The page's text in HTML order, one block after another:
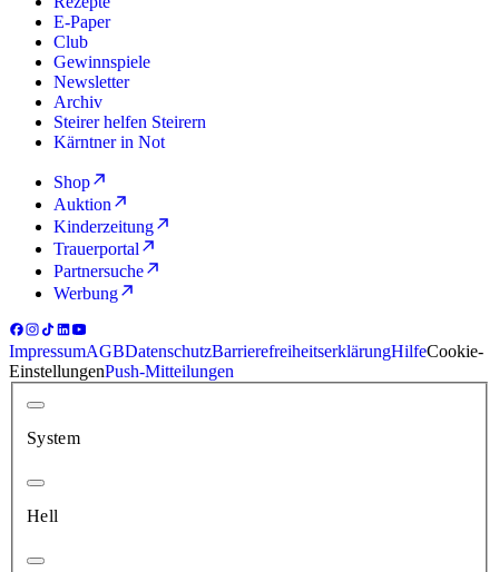
E-Paper
Club
Gewinnspiele
Newsletter
Archiv
Steirer helfen Steirern
Kärntner in Not
Shop
Auktion
Kinderzeitung
Trauerportal
Partnersuche
Werbung
ImpressumAGBDatenschutzBarrierefreiheitserklärungHilfeCookie-
EinstellungenPush-Mitteilungen
System
Hell